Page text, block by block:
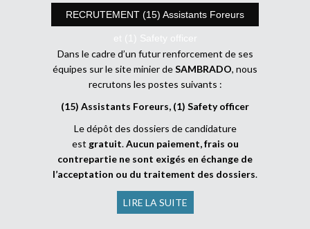
RECRUTEMENT (15) Assistants Foreurs
et (1) Safety officer
Dans le cadre d’un futur renforcement de ses
équipes sur le site minier deSAMBRADO, nous
recrutons les postes suivants :
(15) Assistants Foreurs, (1) Safety officer
Le dépôt des dossiers de candidature
est gratuit.Aucun paiement, frais ou
contrepartie ne sont exigés en échange de
l’acceptation ou du traitement des dossiers.
LIRE LA SUITE